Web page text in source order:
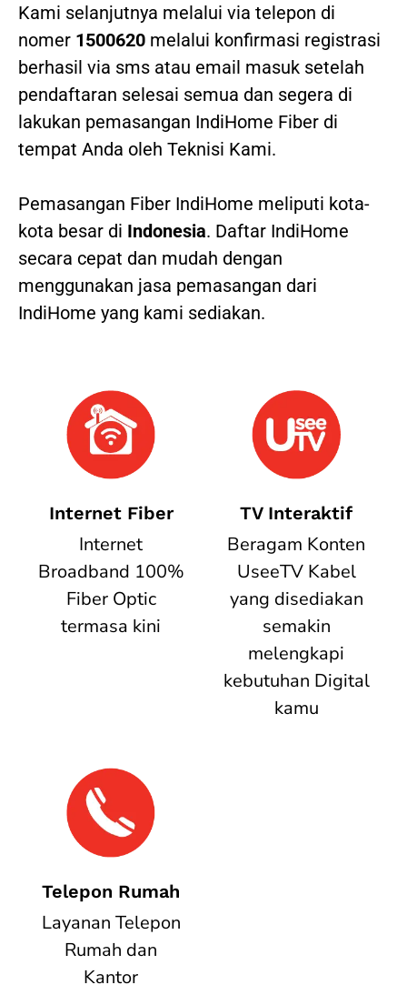
Kami selanjutnya melalui via telepon di
nomer 1500620 melalui konfirmasi registrasi
berhasil via sms atau email masuk setelah
pendaftaran selesai semua dan segera di
lakukan pemasangan IndiHome Fiber di
tempat Anda oleh Teknisi Kami.
Pemasangan Fiber IndiHome meliputi kota-
kota besar di Indonesia. Daftar IndiHome
secara cepat dan mudah dengan
menggunakan jasa pemasangan dari
IndiHome yang kami sediakan.
Internet Fiber
Internet
Broadband 100%
Fiber Optic
termasa kini
TV Interaktif
Beragam Konten
UseeTV Kabel
yang disediakan
semakin
melengkapi
kebutuhan Digital
kamu
Telepon Rumah
Layanan Telepon
Rumah dan
Kantor